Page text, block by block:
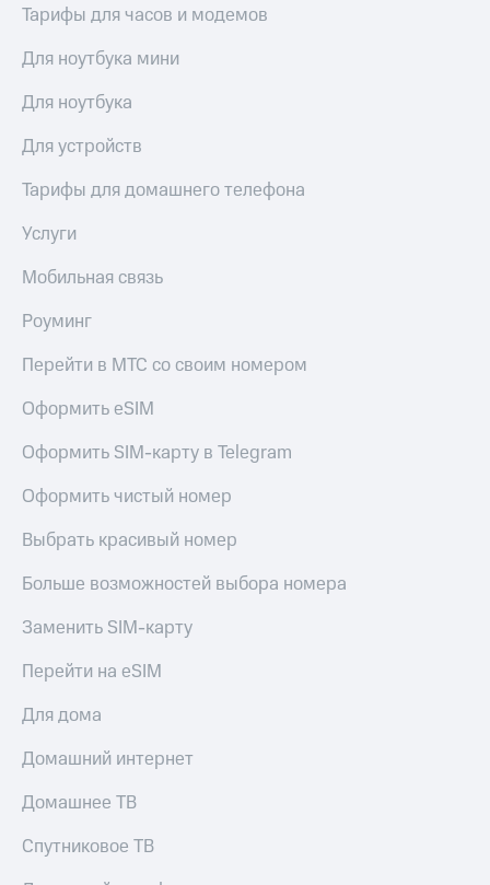
Тарифы для часов и модемов
Для ноутбука мини
Для ноутбука
Для устройств
Тарифы для домашнего телефона
Услуги
Мобильная связь
Роуминг
Перейти в МТС со своим номером
Оформить eSIM
Оформить SIM-карту в Telegram
Оформить чистый номер
Выбрать красивый номер
Больше возможностей выбора номера
Заменить SIM-карту
Перейти на eSIM
Для дома
Домашний интернет
Домашнее ТВ
Спутниковое ТВ